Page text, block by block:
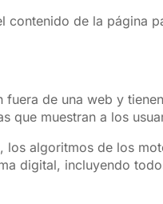
contenido de la página
fuera de una web y
que muestran a los
algoritmos de los
digital, incluyendo